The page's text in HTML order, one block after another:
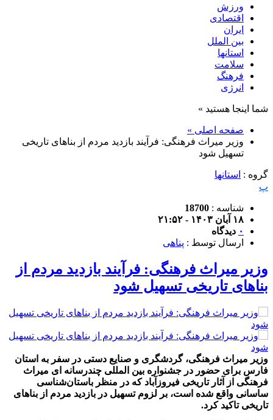
ورزش
اقتصادی
ایران
بین الملل
استانها
سلامت
فرهنگ
انرژی
شما اینجا هستید »
صفحه اصلی »
وزیر میراث فرهنگی: فرآیند بازدید مردم از بناهای تاریخی
تسهیل شود
گروه : استانها
پ
شناسه : 18700
۱۸ آبان ۱۴۰۳ - ۲۱:۵۲
۰ دیدگاه
ارسال توسط : پناهی
وزیر میراث فرهنگی: فرآیند بازدید مردم از
بناهای تاریخی تسهیل شود
وزیر میراث فرهنگی، گردشگری و صنایع دستی در سفر به استان
فارس برای حضور در جشنواره بین المللی چندرسانه ای میراث
فرهنگی از آثار تاریخی فیروزآباد که در منظر باستان‌شناسی
ساسانی واقع شده است، بر لزوم تسهیل در بازدید مردم از بناهای
تاریخی تاکید کرد.